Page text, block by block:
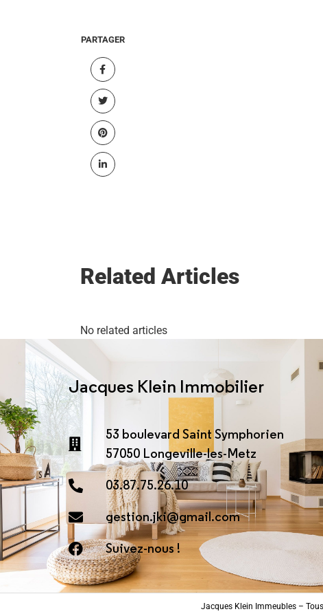
PARTAGER
Related Articles
No related articles
Jacques Klein Immobilier
53 boulevard Saint Symphorien
57050 Longeville-les-Metz
03.87.75.26.10
gestion.jki@gmail.com
Suivez-nous !
Jacques Klein Immeubles –